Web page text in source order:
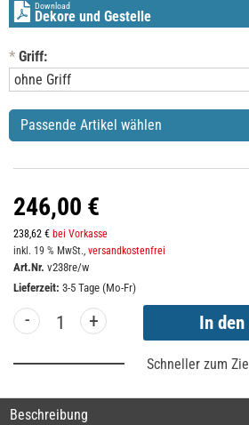
Download
Dekore und Gestelle
* Griff:
Passende Artikel wählen
246,00 €
238,62 € bei Vorkasse
inkl. 19 % MwSt., versandkostenfrei
Art.Nr. v238re/w
Lieferzeit: 3-5 Tage (Mo-Fr)
- +
Schneller zum Ziel
Beschreibung